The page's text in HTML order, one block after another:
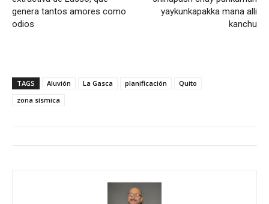
genera tantos amores como
odios
yaykunkapakka mana alli
kanchu
TAGS Aluvión La Gasca planificación
Quito
zona sísmica